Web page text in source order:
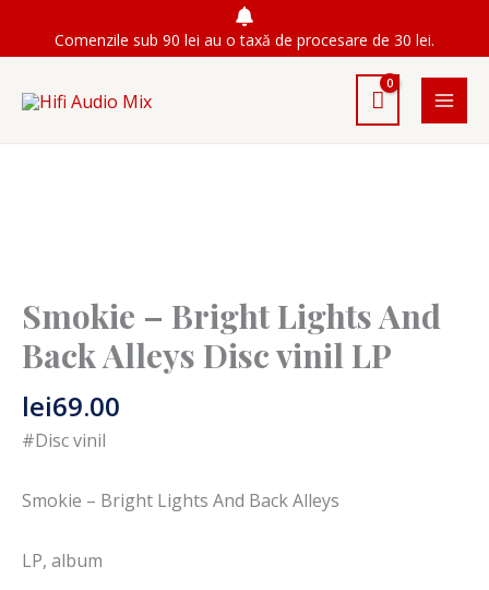
Comenzile sub 90 lei au o taxă de procesare de 30 lei.
Smokie – Bright Lights And
Back Alleys Disc vinil LP
lei69.00
#Disc vinil
Smokie – Bright Lights And Back Alleys
LP, album